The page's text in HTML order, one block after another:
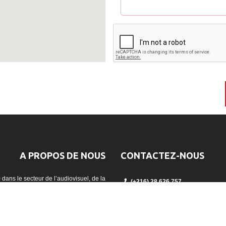
A PROPOS DE NOUS
le secteur de l’audiovisuel, de la
CONTACTEZ-NOUS
(+216) 28 626 757